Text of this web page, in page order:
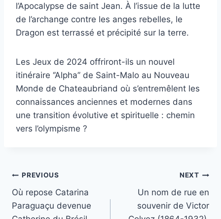
l’Apocalypse de saint Jean. À l’issue de la lutte
de l’archange contre les anges rebelles, le
Dragon est terrassé et précipité sur la terre.
Les Jeux de 2024 offriront-ils un nouvel
itinéraire ‘’Alpha’’ de Saint-Malo au Nouveau
Monde de Chateaubriand où s’entremêlent les
connaissances anciennes et modernes dans
une transition évolutive et spirituelle : chemin
vers l’olympisme ?
Post
navigation
PREVIOUS
Où repose Catarina
Paraguaçu devenue
NEXT
Un nom de rue en
souvenir de Victor